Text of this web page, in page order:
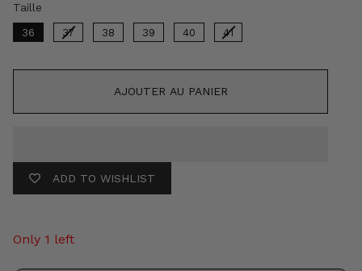
Taille
36 37 38 39 40 41
AJOUTER AU PANIER
ADD TO WISHLIST
Only 1 left